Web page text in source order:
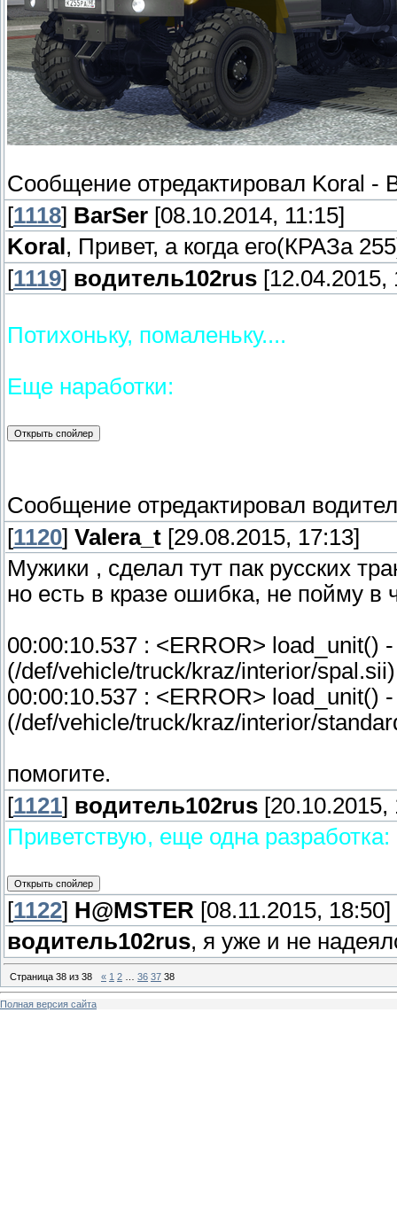
Сообщение отредактировал Koral -
[1118] BarSer [08.10.2014, 11:15]
Koral , Привет, а когда его(КРАЗа
[1119] водитель102rus [12.04.2015,
Потихоньку, помаленьку....
Еще наработки:
Сообщение отредактировал
[1120] Valera_t [29.08.2015, 17:13]
Мужики , сделал тут пак русских
но есть в кразе ошибка, не пойму
00:00:10.537 : <ERROR> load_unit()
(/def/vehicle/truck/kraz/interior/
00:00:10.537 : <ERROR> load_unit()
(/def/vehicle/truck/kraz/interior/
помогите.
[1121] водитель102rus [20.10.2015,
Приветствую, еще одна разработка:
[1122] H@MSTER [08.11.2015, 18:50]
водитель102rus, я уже и не
Страница 38 из 38 « 1 2 36 37 38
Полная версия сайта